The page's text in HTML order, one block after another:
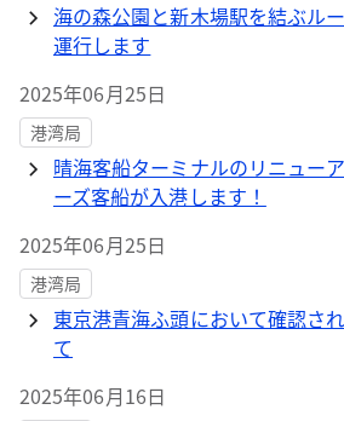
海の森公園と新木場駅を結ぶル
運行します
2025年06月25日
港湾局
晴海客船ターミナルのリニュー
ーズ客船が入港します！
2025年06月25日
港湾局
東京港青海ふ頭において確認さ
て
2025年06月16日